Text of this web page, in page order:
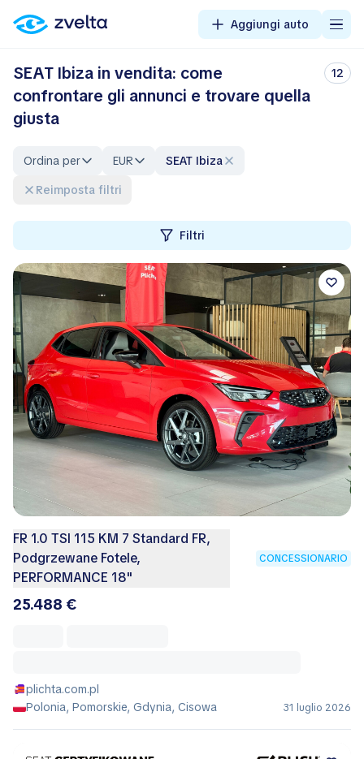
Aggiungi auto
SEAT Ibiza in vendita: come
confrontare gli annunci e trovare quella
giusta
12
Ordina per EUR
SEAT Ibiza
Reimposta filtri
Filtri
FR 1.0 TSI 115 KM 7 Standard FR,
Podgrzewane Fotele,
PERFORMANCE 18"
CONCESSIONARIO
25.488 €
plichta.com.pl
Polonia, Pomorskie, Gdynia, Cisowa
31 luglio 2026